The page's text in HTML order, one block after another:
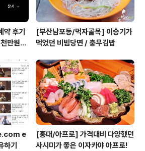
후기
만원대
[부산남포동/먹자골목] 이승기가
먹었던 비빔당면 / 충무김밥
e
기
[홍대/아프로] 가격대비 다양했던
사시미가 좋은 이자카야 아프로!